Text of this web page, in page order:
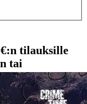
tilauksille
tai
tuotteita.